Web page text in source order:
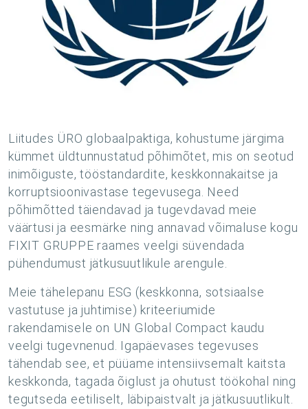
Liitudes ÜRO globaalpaktiga, kohustume järgima
kümmet üldtunnustatud põhimõtet, mis on seotud
inimõiguste, tööstandardite, keskkonnakaitse ja
korruptsioonivastase tegevusega. Need
põhimõtted täiendavad ja tugevdavad meie
väärtusi ja eesmärke ning annavad võimaluse kogu
FIXIT GRUPPE raames veelgi süvendada
pühendumust jätkusuutlikule arengule.
Meie tähelepanu ESG (keskkonna, sotsiaalse
vastutuse ja juhtimise) kriteeriumide
rakendamisele on UN Global Compact kaudu
veelgi tugevnenud. Igapäevases tegevuses
tähendab see, et püüame intensiivsemalt kaitsta
keskkonda, tagada õiglust ja ohutust töökohal ning
tegutseda eetiliselt, läbipaistvalt ja jätkusuutlikult.